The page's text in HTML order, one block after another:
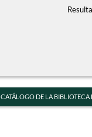
CATÁLOGO DE LA